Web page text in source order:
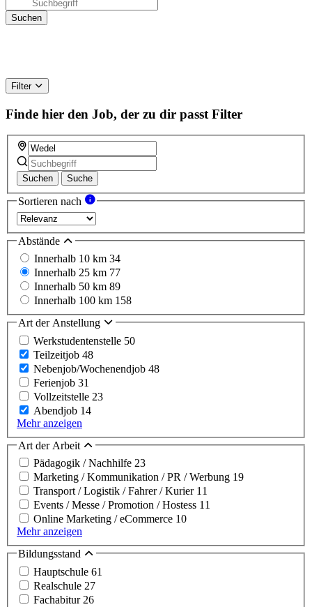
Filter
Finde hier den Job, der zu dir passt Filter
Suchen Suche
Sortieren nach
Abstände
Innerhalb 10 km 34
Innerhalb 25 km 77
Innerhalb 50 km 89
Innerhalb 100 km 158
Art der Anstellung
Werkstudentenstelle 50
Teilzeitjob 48
Nebenjob/Wochenendjob 48
Ferienjob 31
Vollzeitstelle 23
Abendjob 14
Mehr anzeigen
Art der Arbeit
Pädagogik / Nachhilfe 23
Marketing / Kommunikation / PR / Werbung 19
Transport / Logistik / Fahrer / Kurier 11
Events / Messe / Promotion / Hostess 11
Online Marketing / eCommerce 10
Mehr anzeigen
Bildungsstand
Hauptschule 61
Realschule 27
Fachabitur 26